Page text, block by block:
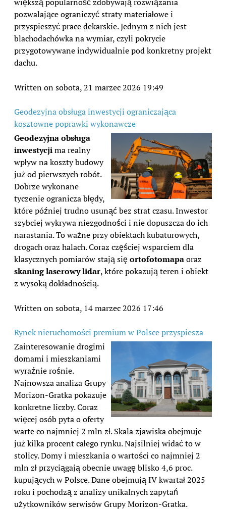
pozwalające ograniczyć straty materiałowe i
przyspieszyć prace dekarskie. Jednym z nich jest
blachodachówka na wymiar, czyli pokrycie
przygotowywane indywidualnie pod konkretny projekt
dachu.
Written on sobota, 21 marzec 2026 19:49
Geodezyjna obsługa inwestycji ograniczająca
kosztowne poprawki wykonawcze
Geodezyjna obsługa
inwestycjima realny
wpływ na koszty budowy
już od pierwszych robót.
Dobrze wykonane
tyczenie ogranicza błędy,
które później trudno usunąć bez strat czasu. Inwestor
szybciej wykrywa niezgodności i nie dopuszcza do ich
narastania. To ważne przy obiektach kubaturowych,
drogach oraz halach. Coraz częściej wsparciem dla
klasycznych pomiarów stają sięortofotomapaoraz
skaning laserowy lidar, które pokazują teren i obiekt
z wysoką dokładnością.
Written on sobota, 14 marzec 2026 17:46
Rynek nieruchomości premium w Polsce przyspiesza
Zainteresowanie drogimi
domami i mieszkaniami
wyraźnie rośnie.
Najnowsza analiza Grupy
Morizon-Gratka pokazuje
konkretne liczby. Coraz
więcej osób pyta o oferty
warte co najmniej 2 mln zł. Skala zjawiska obejmuje
już kilka procent całego rynku. Najsilniej widać to w
stolicy. Domy i mieszkania o wartości co najmniej 2
mln zł przyciągają obecnie uwagę blisko 4,6 proc.
kupujących w Polsce. Dane obejmują IV kwartał 2025
roku i pochodzą z analizy unikalnych zapytań
użytkowników serwisów Grupy Morizon-Gratka.